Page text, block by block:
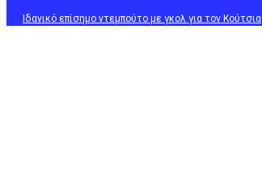
Ιδανικό επίσημο ντεμπούτο με γκολ για τον Κούτσια